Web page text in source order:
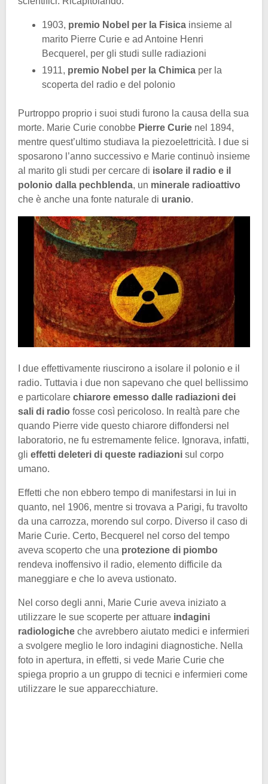
1903, premio Nobel per la Fisica insieme al
marito Pierre Curie e ad Antoine Henri
Becquerel, per gli studi sulle radiazioni
1911, premio Nobel per la Chimica per la
scoperta del radio e del polonio
Purtroppo proprio i suoi studi furono la causa della sua
morte. Marie Curie conobbe Pierre Curie nel 1894,
mentre quest’ultimo studiava la piezoelettricità. I due si
sposarono l’anno successivo e Marie continuò insieme
al marito gli studi per cercare di isolare il radio e il
polonio dalla pechblenda, un minerale radioattivo
che è anche una fonte naturale di uranio.
I due effettivamente riuscirono a isolare il polonio e il
radio. Tuttavia i due non sapevano che quel bellissimo
e particolare chiarore emesso dalle radiazioni dei
sali di radio fosse così pericoloso. In realtà pare che
quando Pierre vide questo chiarore diffondersi nel
laboratorio, ne fu estremamente felice. Ignorava, infatti,
gli effetti deleteri di queste radiazioni sul corpo
umano.
Effetti che non ebbero tempo di manifestarsi in lui in
quanto, nel 1906, mentre si trovava a Parigi, fu travolto
da una carrozza, morendo sul corpo. Diverso il caso di
Marie Curie. Certo, Becquerel nel corso del tempo
aveva scoperto che una protezione di piombo
rendeva inoffensivo il radio, elemento difficile da
maneggiare e che lo aveva ustionato.
Nel corso degli anni, Marie Curie aveva iniziato a
utilizzare le sue scoperte per attuare indagini
radiologiche che avrebbero aiutato medici e infermieri
a svolgere meglio le loro indagini diagnostiche. Nella
foto in apertura, in effetti, si vede Marie Curie che
spiega proprio a un gruppo di tecnici e infermieri come
utilizzare le sue apparecchiature.